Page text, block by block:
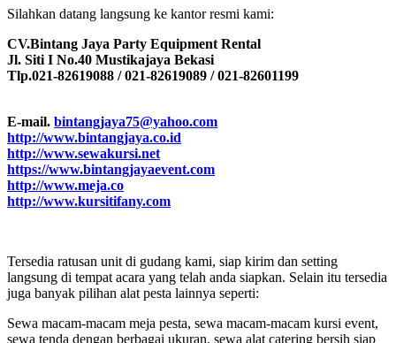
Silahkan datang langsung ke kantor resmi kami:
CV.Bintang Jaya Party Equipment Rental
Jl. Siti I No.40 Mustikajaya Bekasi
Tlp.021-82619088 / 021-82619089 / 021-82601199
E-mail. bintangjaya75@yahoo.com
http://www.bintangjaya.co.id
http://www.sewakursi.net
https://www.bintangjayaevent.com
http://www.meja.co
http://www.kursitifany.com
Tersedia ratusan unit di gudang kami, siap kirim dan setting
langsung di tempat acara yang telah anda siapkan. Selain itu tersedia
juga banyak pilihan alat pesta lainnya seperti:
Sewa macam-macam meja pesta, sewa macam-macam kursi event,
sewa tenda dengan berbagai ukuran, sewa alat catering bersih siap